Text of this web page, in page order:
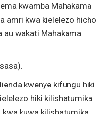
kwamba Mahakama
amri kwa kielelezo hicho
au wakati Mahakama
kwenye kifungu hiki
hiki kilishatumika
kwa kuwa kilishatumika